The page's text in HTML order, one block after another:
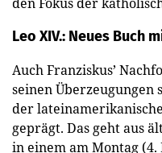
Leo XIV.: Neues Buch
Auch Franziskus’
seinen
der
geprägt. Das geht aus
in einem am Montag